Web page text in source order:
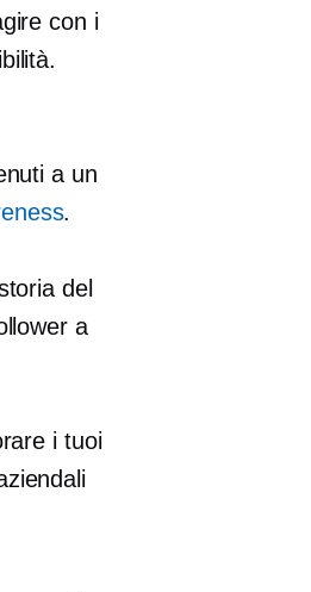
con i
a un
.
del
a
i tuoi